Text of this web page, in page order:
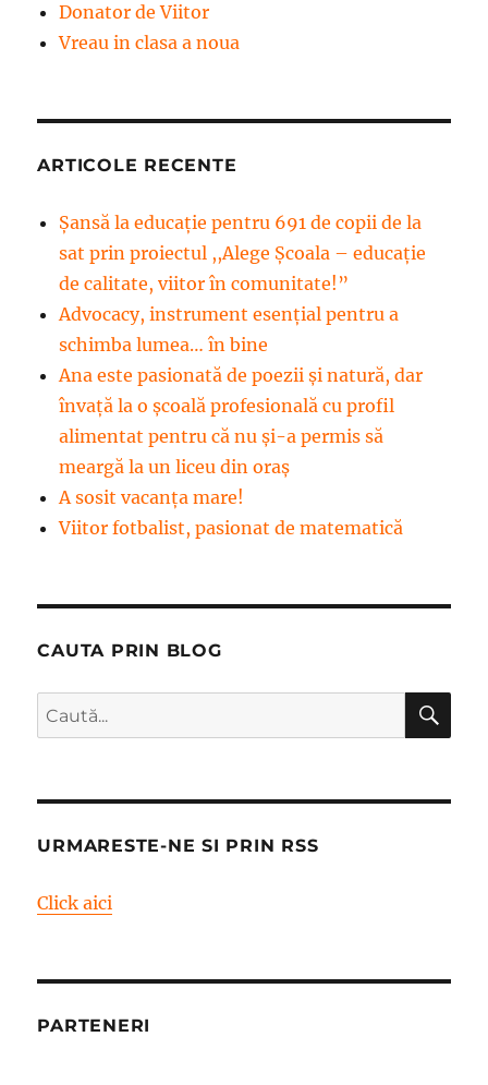
Donator de Viitor
Vreau in clasa a noua
ARTICOLE RECENTE
Șansă la educație pentru 691 de copii de la
sat prin proiectul ,,Alege Școala – educație
de calitate, viitor în comunitate!”
Advocacy, instrument esenţial pentru a
schimba lumea… în bine
Ana este pasionată de poezii și natură, dar
învață la o școală profesională cu profil
alimentat pentru că nu și-a permis să
meargă la un liceu din oraș
A sosit vacanța mare!
Viitor fotbalist, pasionat de matematică
CAUTA PRIN BLOG
Caută
după:
URMARESTE-NE SI PRIN RSS
Click aici
PARTENERI